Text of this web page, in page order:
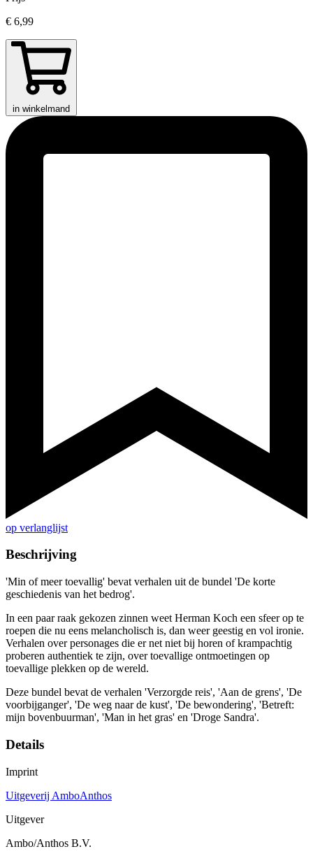
€ 6,99
in winkelmand
op verlanglijst
Beschrijving
'Min of meer toevallig' bevat verhalen uit de bundel 'De korte
geschiedenis van het bedrog'.
In een paar raak gekozen zinnen weet Herman Koch een sfeer op te
roepen die nu eens melancholisch is, dan weer geestig en vol ironie.
Verhalen over personages die er net niet bij horen of krampachtig
proberen authentiek te zijn, over toevallige ontmoetingen op
toevallige plekken op de wereld.
Deze bundel bevat de verhalen 'Verzorgde reis', 'Aan de grens', 'De
voorbijganger', 'De weg naar de kust', 'De bewondering', 'Betreft:
mijn bovenbuurman', 'Man in het gras' en 'Droge Sandra'.
Details
Imprint
Uitgeverij AmboAnthos
Uitgever
Ambo/Anthos B.V.